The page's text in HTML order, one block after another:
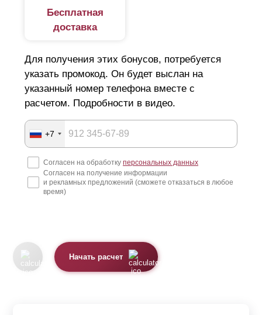
Бесплатная
доставка
Для получения этих бонусов, потребуется
указать промокод. Он будет выслан на
указанный номер телефона вместе с
расчетом. Подробности в видео.
+7
Согласен на обработку персональных данных
Согласен на получение информации
и рекламных предложений (сможете отказаться в любое
время)
Начать расчет